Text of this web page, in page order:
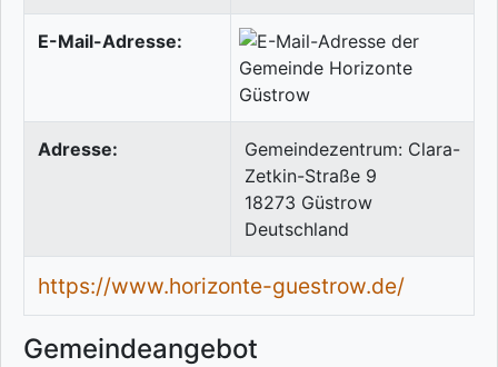
E-Mail-Adresse:
Adresse:
Gemeindezentrum: Clara-
Zetkin-Straße 9
18273 Güstrow
Deutschland
https://www.horizonte-guestrow.de/
Gemeindeangebot